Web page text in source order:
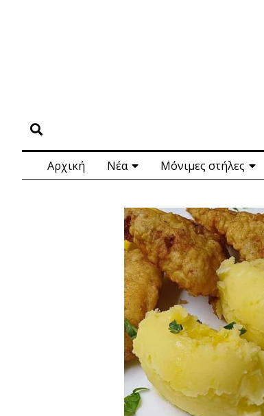
Αρχική Νέα Μόνιμες στήλες